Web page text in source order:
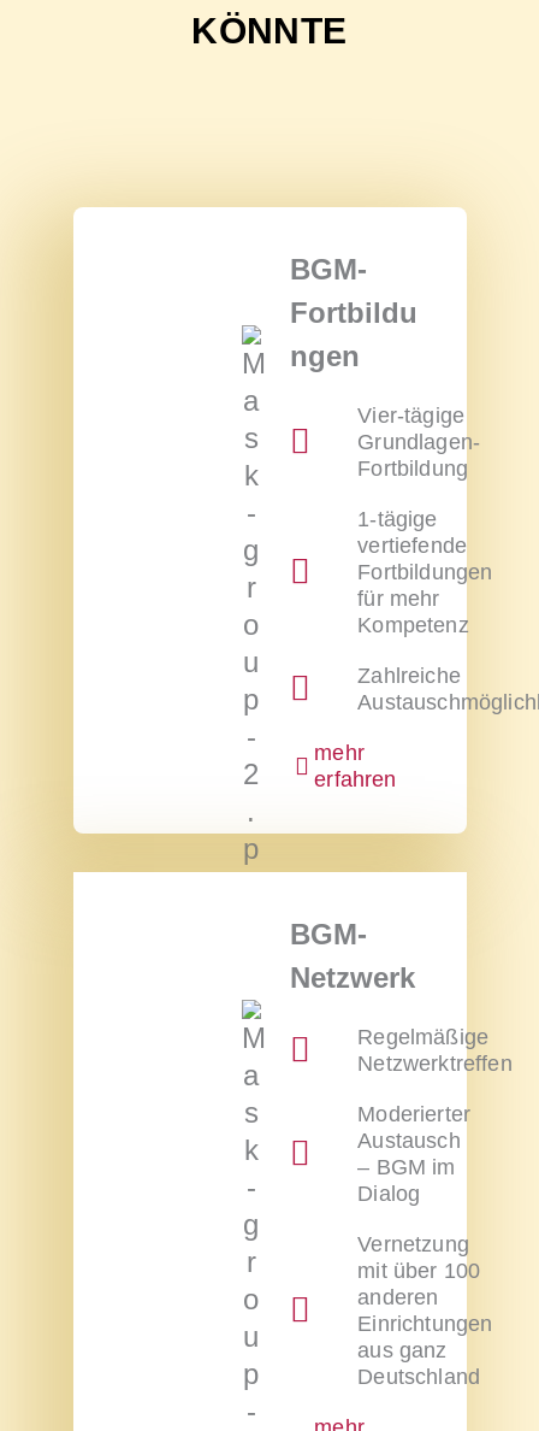
KÖNNTE
BGM-
Fortbildu
ngen
Vier-tägige
Grundlagen-
Fortbildung
1-tägige
vertiefende
Fortbildungen
für mehr
Kompetenz
Zahlreiche
mehr
erfahren
BGM-
Netzwerk
Regelmäßige
Netzwerktreffen
Moderierter
Austausch
– BGM im
Dialog
Vernetzung
mit über 100
anderen
Einrichtungen
aus ganz
Deutschland